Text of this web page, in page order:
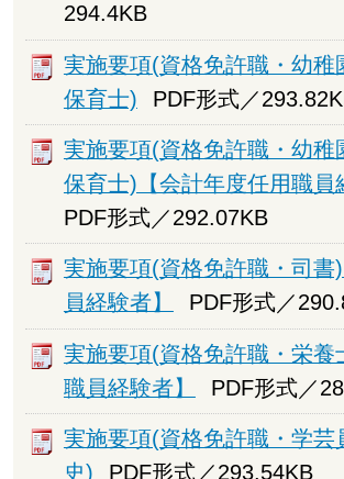
294.4KB
実施要項(資格免許職・幼稚
保育士)
PDF形式／
実施要項(資格免許職・幼稚
保育士)【会計年度任用職員
PDF形式／292.07KB
実施要項(資格免許職・司書
員経験者】
PDF形式／
実施要項(資格免許職・栄養
職員経験者】
PDF形式／
実施要項(資格免許職・学芸
史)
PDF形式／293.54KB